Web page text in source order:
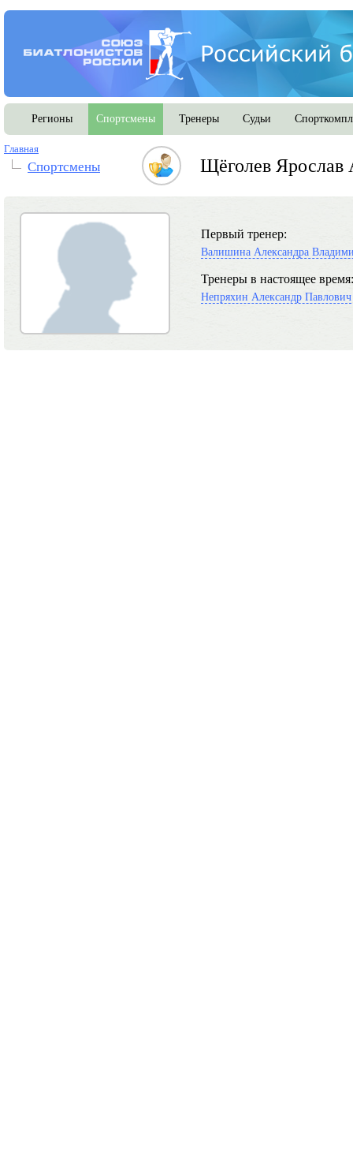
Регионы Спортсмены Тренеры Судьи
Главная
Спортсмены Щёголев Ярослав
Первый тренер:
Валишина Александра
Тренеры в настоящее время:
Непряхин Александр Павлович